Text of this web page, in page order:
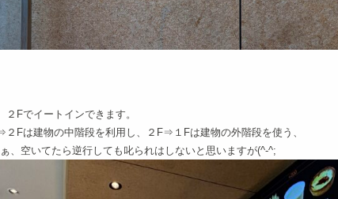
Fでイートインできます。
Fは建物の中階段を利用し、２F⇒１Fは建物の外階段を使う、
、空いてたら逆行しても叱られはしないと思いますが(^-^;